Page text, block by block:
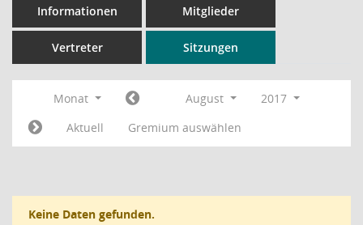
Informationen Mitglieder
Vertreter Sitzungen
Monat August
2017
Aktuell
Gremium auswählen
Keine Daten gefunden.